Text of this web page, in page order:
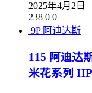
2025年4月2日
238 0 0
9P 阿迪达斯
115 阿迪达
米花系列